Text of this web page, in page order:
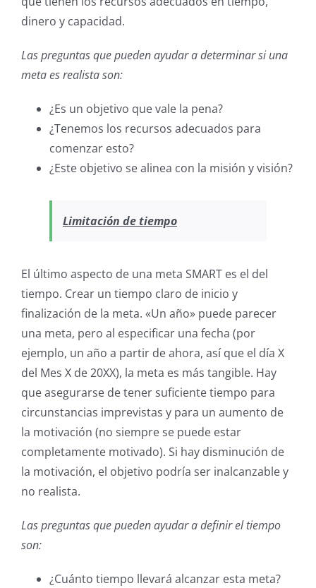
dinero y capacidad.
Las preguntas que pueden ayudar a determinar si una
meta es realista son:
¿Es un objetivo que vale la pena?
¿Tenemos los recursos adecuados para
comenzar esto?
¿Este objetivo se alinea con la misión y visión?
Limitación de tiempo
El último aspecto de una meta SMART es el del
tiempo. Crear un tiempo claro de inicio y
finalización de la meta. «Un año» puede parecer
una meta, pero al especificar una fecha (por
ejemplo, un año a partir de ahora, así que el día X
del Mes X de 20XX), la meta es más tangible. Hay
que asegurarse de tener suficiente tiempo para
circunstancias imprevistas y para un aumento de
la motivación (no siempre se puede estar
completamente motivado). Si hay disminución de
la motivación, el objetivo podría ser inalcanzable y
no realista.
Las preguntas que pueden ayudar a definir el tiempo
son:
¿Cuánto tiempo llevará alcanzar esta meta?